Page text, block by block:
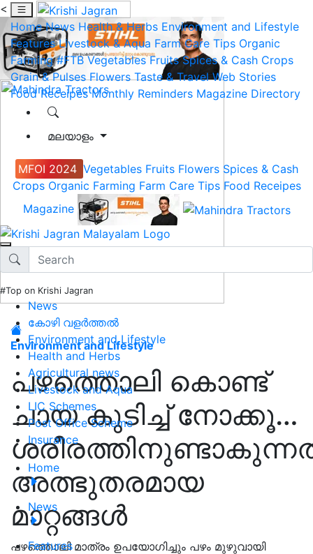
<
Home News Health & Herbs Environment and Lifestyle
Features Livestock & Aqua Farm Care Tips Organic
Farming #FTB Vegetables Fruits Spices & Cash Crops
Grain & Pulses Flowers Taste & Travel Web Stories
Food Receipes Monthly Reminders Magazine Directory
മലയാളം
MFOI 2024 Vegetables Fruits Flowers Spices & Cash
Crops Organic Farming Farm Care Tips Food Receipes
Magazine
#Top on Krishi Jagran
News
കോഴി വളർത്തൽ
Environment and Lifestyle
Health and Herbs
Agricultural news
Livestock and Aqua
LIC Schemes
Post Office Scheme
Insurance
Home
News
Features
Environment and Lifestyle
പഴത്തൊലി കൊണ്ട്
ചായ കുടിച്ച് നോക്കൂ…
അത്ഭുതരമായ
മാറ്റങ്ങൾ
പഴത്തൊലി മാത്രം ഉപയോഗിച്ചും പഴം മുഴുവായി